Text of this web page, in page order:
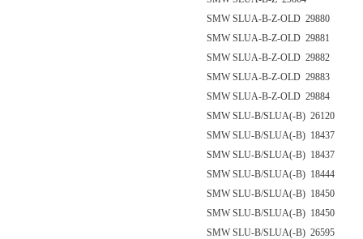
SMW SLUA-B-Z-OLD 29880
SMW SLUA-B-Z-OLD 29881
SMW SLUA-B-Z-OLD 29882
SMW SLUA-B-Z-OLD 29883
SMW SLUA-B-Z-OLD 29884
SMW SLU-B/SLUA(-B) 26120
SMW SLU-B/SLUA(-B) 18437
SMW SLU-B/SLUA(-B) 18437
SMW SLU-B/SLUA(-B) 18444
SMW SLU-B/SLUA(-B) 18450
SMW SLU-B/SLUA(-B) 18450
SMW SLU-B/SLUA(-B) 26595